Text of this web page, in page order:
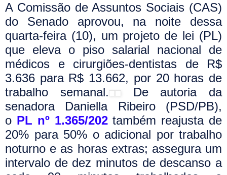
A Comissão de Assuntos Sociais (CAS)
do Senado aprovou, na noite dessa
quarta-feira (10), um projeto de lei (PL)
que eleva o piso salarial nacional de
médicos e cirurgiões-dentistas de R$
3.636 para R$ 13.662, por 20 horas de
trabalho semanal.
De autoria da
senadora Daniella Ribeiro (PSD/PB),
o PL nº 1.365/202também reajusta de
20% para 50% o adicional por trabalho
noturno e as horas extras; assegura um
intervalo de dez minutos de descanso a